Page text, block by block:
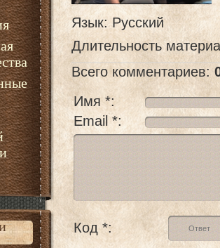
Язык: Русский
Длительность
Всего комментариев:
Имя *:
Email *:
Код *: